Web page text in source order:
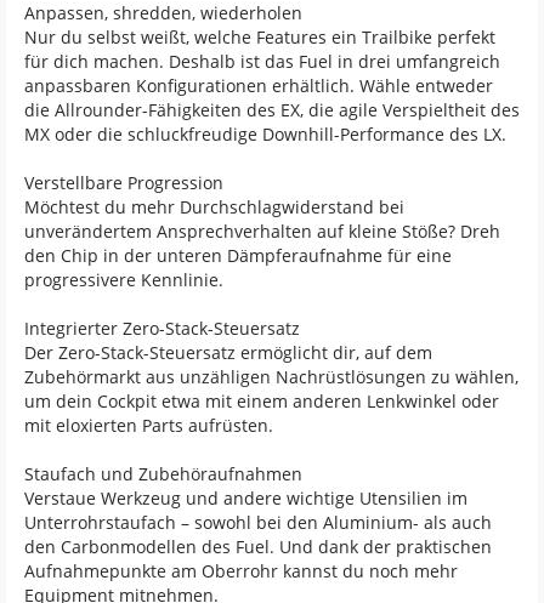
Anpassen, shredden, wiederholen
Nur du selbst weißt, welche Features ein Trailbike perfekt
für dich machen. Deshalb ist das Fuel in drei umfangreich
anpassbaren Konfigurationen erhältlich. Wähle entweder
die Allrounder-Fähigkeiten des EX, die agile Verspieltheit des
MX oder die schluckfreudige Downhill-Performance des LX.
Verstellbare Progression
Möchtest du mehr Durchschlagwiderstand bei
unverändertem Ansprechverhalten auf kleine Stöße? Dreh
den Chip in der unteren Dämpferaufnahme für eine
progressivere Kennlinie.
Integrierter Zero-Stack-Steuersatz
Der Zero-Stack-Steuersatz ermöglicht dir, auf dem
Zubehörmarkt aus unzähligen Nachrüstlösungen zu wählen,
um dein Cockpit etwa mit einem anderen Lenkwinkel oder
mit eloxierten Parts aufrüsten.
Staufach und Zubehöraufnahmen
Verstaue Werkzeug und andere wichtige Utensilien im
Unterrohrstaufach – sowohl bei den Aluminium- als auch
den Carbonmodellen des Fuel. Und dank der praktischen
Aufnahmepunkte am Oberrohr kannst du noch mehr
Equipment mitnehmen.